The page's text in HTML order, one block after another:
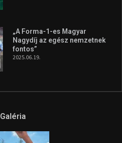
„A Forma-1-es Magyar
Nagydíj az egész nemzetnek
fontos”
2025.06.19.
Galéria